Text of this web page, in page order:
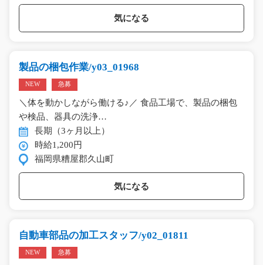
気になる
製品の梱包作業/y03_01968
NEW 急募
＼体を動かしながら働ける♪／ 食品工場で、製品の梱包
や検品、器具の洗浄…
長期（3ヶ月以上）
時給1,200円
福岡県糟屋郡久山町
気になる
自動車部品の加工スタッフ/y02_01811
NEW 急募